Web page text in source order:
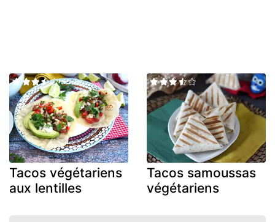
Tacos végétariens
aux lentilles
Tacos samoussas
végétariens